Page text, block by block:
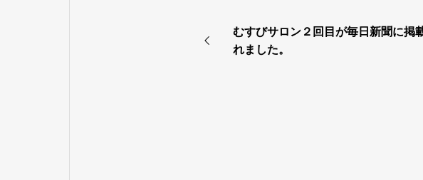
むすびサロン２回目が毎日新聞に掲
れました。